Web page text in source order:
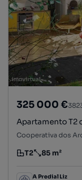
325 000 €
Apartamento T2
Tipologia
T2
Preço por metro
85 m²
A Predial Liz